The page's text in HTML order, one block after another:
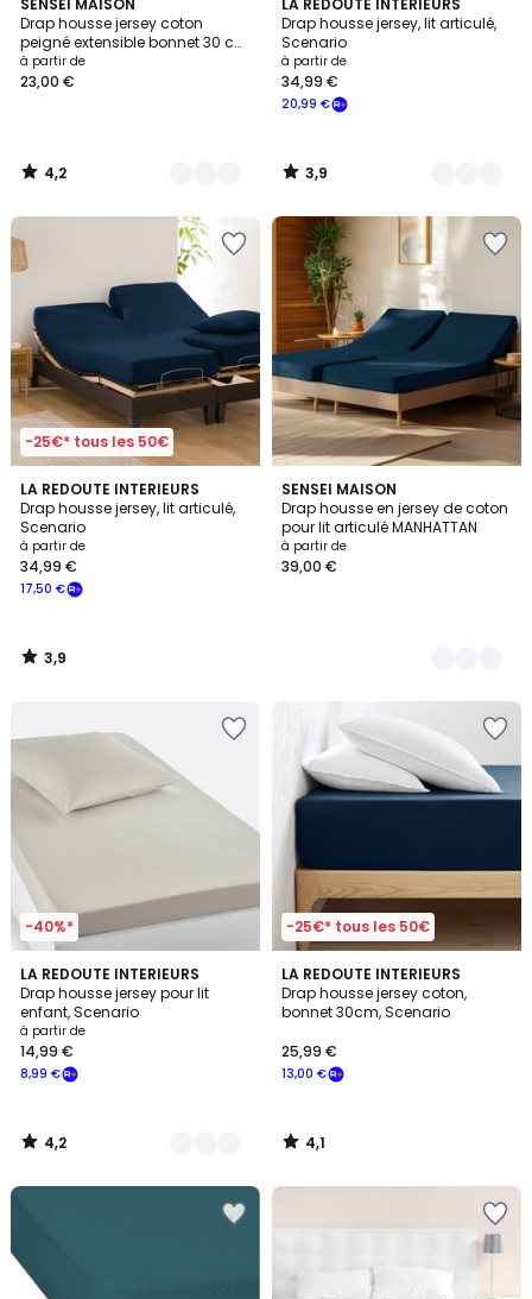
SENSEI MAISON
Drap housse jersey coton
peigné extensible bonnet 30 cm
MANHATTAN
à partir de
23,00 €
/ 5
10
Couleurs
4,2
/
LA REDOUTE INTERIEURS
Drap housse jersey, lit articulé,
Scenario
à partir de
20,99 €
34,99 €
/ 5
9
Couleurs
3,9
/
-25€* tous les 50€
LA REDOUTE INTERIEURS
Drap housse jersey, lit articulé,
Scenario
à partir de
17,50 €
34,99 €
3,9
/ 5
3,9
/
SENSEI MAISON
Drap housse en jersey de coton
pour lit articulé MANHATTAN
à partir de
39,00 €
10
Couleurs
-40%*
LA REDOUTE INTERIEURS
Drap housse jersey pour lit
enfant, Scenario
à partir de
8,99 €
14,99 €
4,2
/ 5
8
Couleurs
4,2
/
-25€* tous les 50€
LA REDOUTE INTERIEURS
Drap housse jersey coton,
bonnet 30cm, Scenario
13,00 €
25,99 €
4,1
/ 5
4,1
/